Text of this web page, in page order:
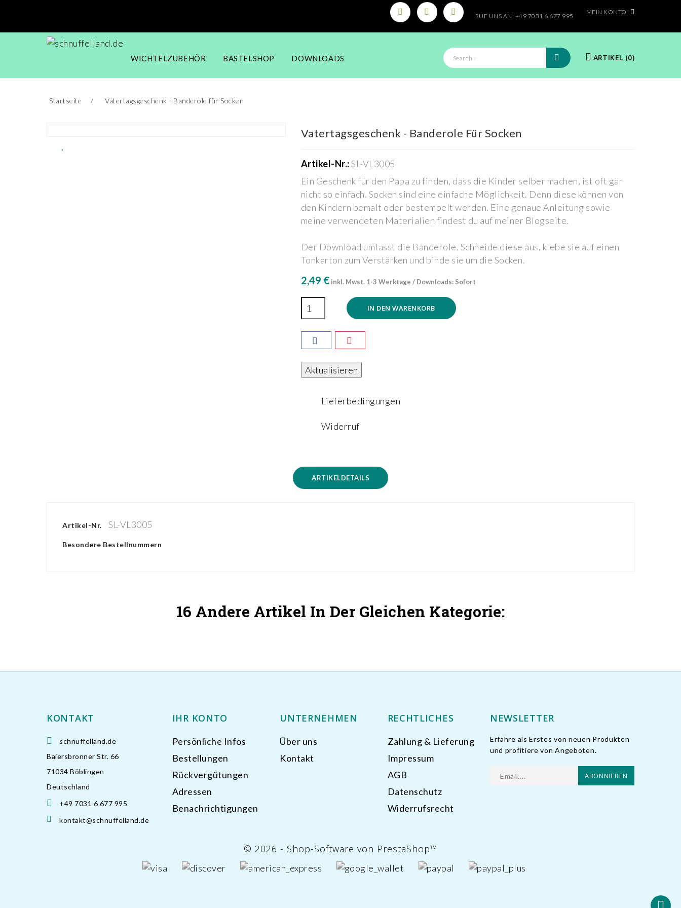
MEIN KONTO
RUF UNS AN: +49 7031 6 677 995
ARTIKEL (0)
WICHTELZUBEHÖR BASTELSHOP DOWNLOADS
Startseite Vatertagsgeschenk - Banderole für Socken
Vatertagsgeschenk - Banderole Für Socken
Artikel-Nr.:SL-VL3005
Ein Geschenk für den Papa zu finden, dass die Kinder selber machen, ist oft gar
nicht so einfach. Socken sind eine einfache Möglichkeit. Denn diese können von
den Kindern bemalt oder bestempelt werden. Eine genaue Anleitung sowie
meine verwendeten Materialien findest du auf meiner Blogseite.
Der Download umfasst die Banderole. Schneide diese aus, klebe sie auf einen
Tonkarton zum Verstärken und binde sie um die Socken.
2,49 € inkl. Mwst. 1-3 Werktage / Downloads: Sofort
IN DEN WARENKORB
Lieferbedingungen
Widerruf
ARTIKELDETAILS
Artikel-Nr. SL-VL3005
Besondere Bestellnummern
16 Andere Artikel In Der Gleichen Kategorie:
KONTAKT
schnuffelland.de
Baiersbronner Str. 66
71034 Böblingen
Deutschland
+49 7031 6 677 995
kontakt@schnuffelland.de
IHR KONTO
Persönliche Infos
Bestellungen
Rückvergütungen
Adressen
Benachrichtigungen
UNTERNEHMEN
Über uns
Kontakt
RECHTLICHES
Zahlung & Lieferung
Impressum
AGB
Datenschutz
Widerrufsrecht
NEWSLETTER
Erfahre als Erstes von neuen Produkten
und profitiere von Angeboten.
© 2026 - Shop-Software von PrestaShop™